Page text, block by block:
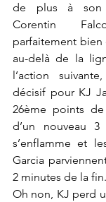
de plus à son
Corentin
parfaitement bien
au-delà de la
l’action
décisif pour KJ
26ème points
d’un nouveau
s’enflamme et
Garcia
2 minutes de la fin.
Oh non, KJ perd